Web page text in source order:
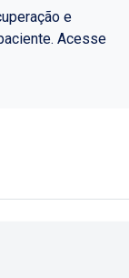
e
Acesse